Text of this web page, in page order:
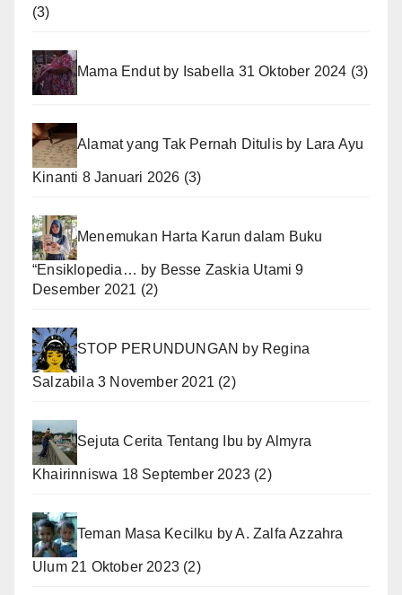
(3)
Mama Endutby Isabella 31 Oktober 2024 (3)
Alamat yang Tak Pernah Ditulis by Lara Ayu
Kinanti 8 Januari 2026 (3)
Menemukan Harta Karun dalam Buku
“Ensiklopedia… by Besse Zaskia Utami 9
Desember 2021 (2)
STOP PERUNDUNGAN by Regina
Salzabila 3 November 2021 (2)
Sejuta Cerita Tentang Ibu by Almyra
Khairinniswa 18 September 2023 (2)
Teman Masa Kecilku byA. Zalfa Azzahra
Ulum 21 Oktober 2023 (2)